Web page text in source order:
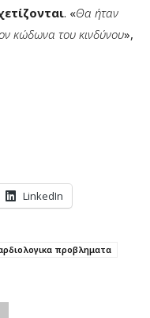
. «Θα ήταν
κώδωνα του κινδύνου»,
LinkedIn
προβληματα